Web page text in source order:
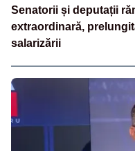
Senatorii și deputații
extraordinară,
salarizării